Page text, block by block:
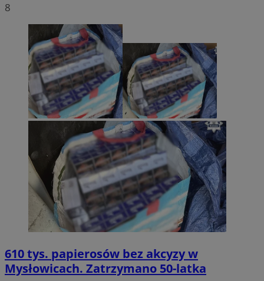
8
610 tys. papierosów bez akcyzy w
Mysłowicach. Zatrzymano 50-latka